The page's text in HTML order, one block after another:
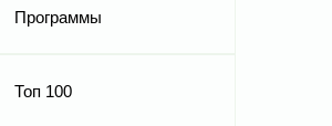
Программы
Топ 100